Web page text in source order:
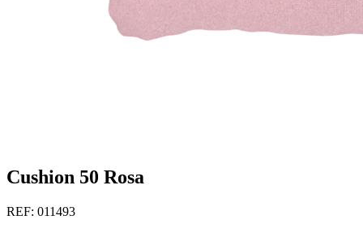
Cushion 50 Rosa
REF: 011493